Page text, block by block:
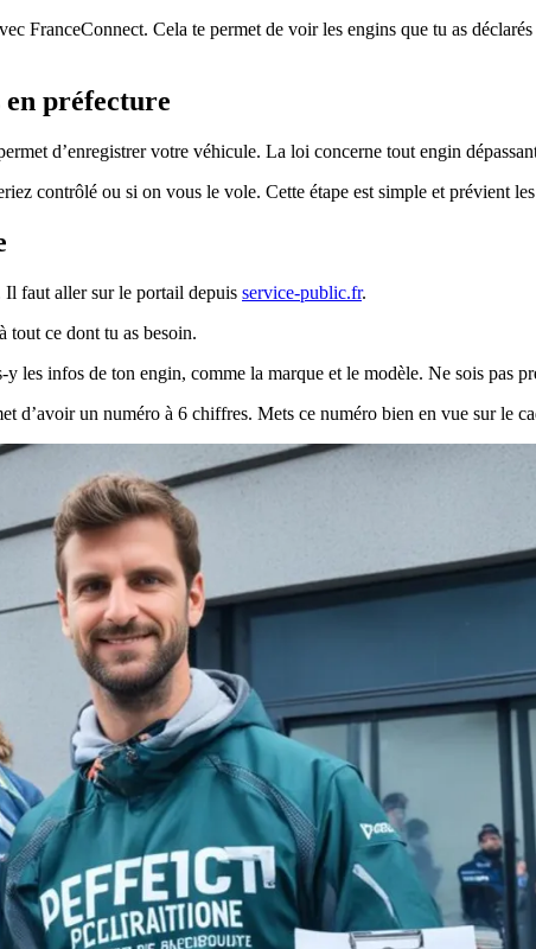
FranceConnect. Cela te permet de voir les engins que tu as
préfecture
d’enregistrer votre véhicule. La loi concerne tout engin
contrôlé ou si on vous le vole. Cette étape est simple et prévient
Il faut aller sur le portail depuis service-public.fr.
tout ce dont tu as besoin.
infos de ton engin, comme la marque et le modèle. Ne sois pas
d’avoir un numéro à 6 chiffres. Mets ce numéro bien en vue sur le